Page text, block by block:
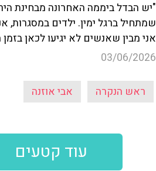
"יש הבדל ביממה האחרונה מבחינת
שמתחיל ברגל ימין. ילדים במסגרות,
אני מבין שאנשים לא יגיעו לכאן
03/06/2026
ראש הנקרה אבי אוזנה
עוד קטעים